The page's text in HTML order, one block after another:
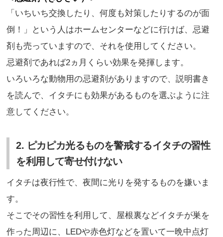
「いちいち交換したり、何度も対策したりするのが面
倒！」という人はホームセンターなどに行けば、忌避
剤も売っていますので、それを使用してください。
忌避剤であれば2ヵ月くらい効果を発揮します。
いろいろな動物用の忌避剤がありますので、説明書き
を読んで、イタチにも効果があるものを選ぶように注
意してください。
2. ピカピカ光るものを警戒するイタチの習性
を利用して寄せ付けない
イタチは夜行性で、夜間に光りを発するものを嫌いま
す。
そこでその習性を利用して、屋根裏などイタチが巣を
作った周辺に、LEDや赤色灯などを置いて一晩中点灯